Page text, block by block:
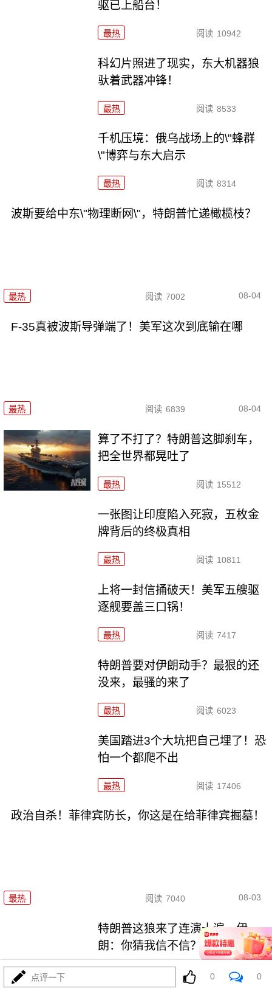
驱已上船台！
最热 阅读 10942
科幻片照进了现实，东大机器狼
驮着武器冲锋！
最热 阅读 8533
千机压境：俄乌战场上的\"蜂群
\"博弈与东大启示
最热 阅读 8314
波斯要给中东\"物理断网\"，特朗普忙递橄榄枝？
最热 阅读 7002 08-04
F-35真被波斯导弹端了！美军这次到底输在哪
最热 阅读 6839 08-04
算了不打了？特朗普这脚刹车，
把全世界都晃吐了
最热 阅读 15512
一张图让印度陷入死寂，五枚金
牌背后的终极真相
最热 阅读 10811
上将一封信捅破天！美军五艘驱
逐舰要盖三口锅！
最热 阅读 7417
特朗普要对伊朗动手？最狠的还
没来，最骚的来了
最热 阅读 6023
美国踏进3个大坑把自己埋了！恐
怕一个都爬不出
最热 阅读 17406
政治自杀！菲律宾防长，你这是在给菲律宾掘墓！
最热 阅读 7040 08-03
特朗普这狼来了连演十遍，伊
朗：你猜我信不信？
阅读 5244
点评一下 0 0